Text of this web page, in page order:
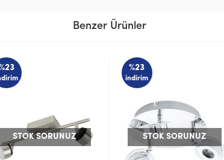
Benzer Ürünler
%23
indirim
STOK SORUNUZ
%23
indirim
STOK SORUNUZ